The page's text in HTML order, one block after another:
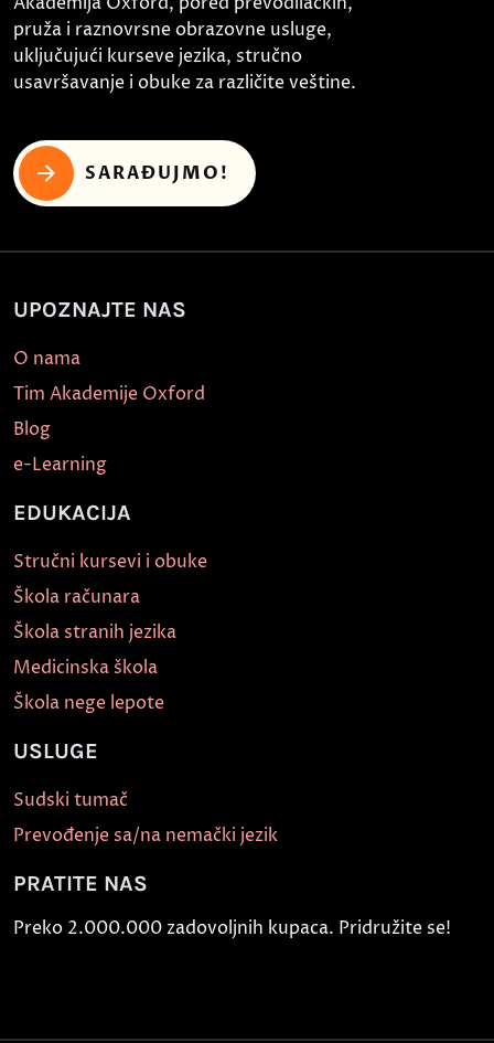
pruža i raznovrsne obrazovne usluge,
uključujući kurseve jezika, stručno
usavršavanje i obuke za različite veštine.
SARAĐUJMO!
UPOZNAJTE NAS
O nama
Tim Akademije Oxford
Blog
e-Learning
EDUKACIJA
Stručni kursevi i obuke
Škola računara
Škola stranih jezika
Medicinska škola
Škola nege lepote
USLUGE
Sudski tumač
Prevođenje sa/na nemački jezik
PRATITE NAS
Preko 2.000.000 zadovoljnih kupaca. Pridružite se!